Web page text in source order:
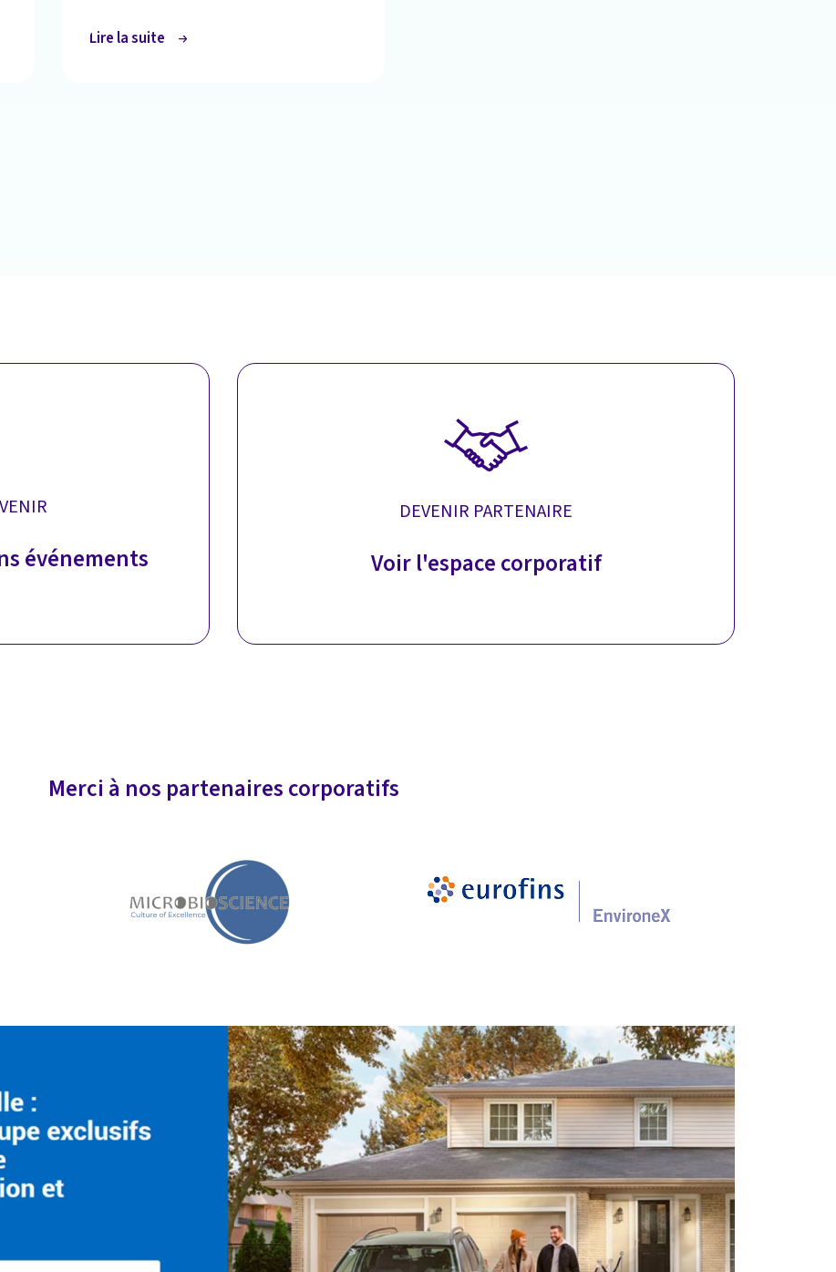
Lire la suite
événements
DEVENIR PARTENAIRE
Voir l'espace corporatif
Merci à nos partenaires corporatifs